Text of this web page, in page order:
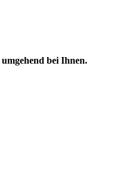
bei Ihnen.